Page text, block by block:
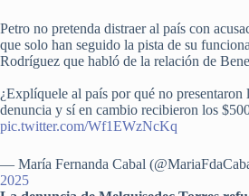
Petro no pretenda distraer al país con
que solo han seguido la pista de su
Rodríguez que habló de la relación de
¿Explíquele al país por qué no presentaron
denuncia y sí en cambio recibieron los
pic.twitter.com/Wf1EWzNcKq
— María Fernanda Cabal
2025